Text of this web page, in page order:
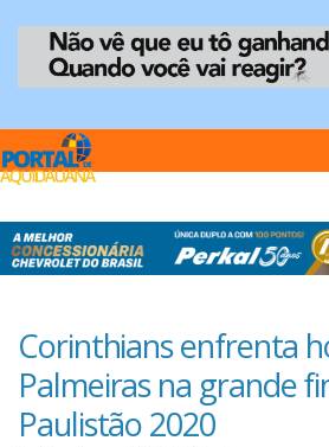
Home
Anuncie
Corinthians enfrenta
Palmeiras na grande
Paulistão 2020